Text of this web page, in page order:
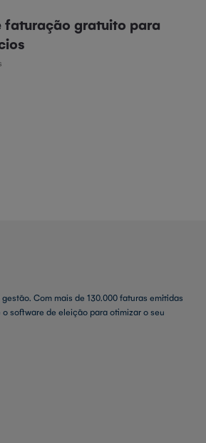
faturação gratuito para
Com mais de 130.000 faturas emitidas
o software de eleição para otimizar o seu